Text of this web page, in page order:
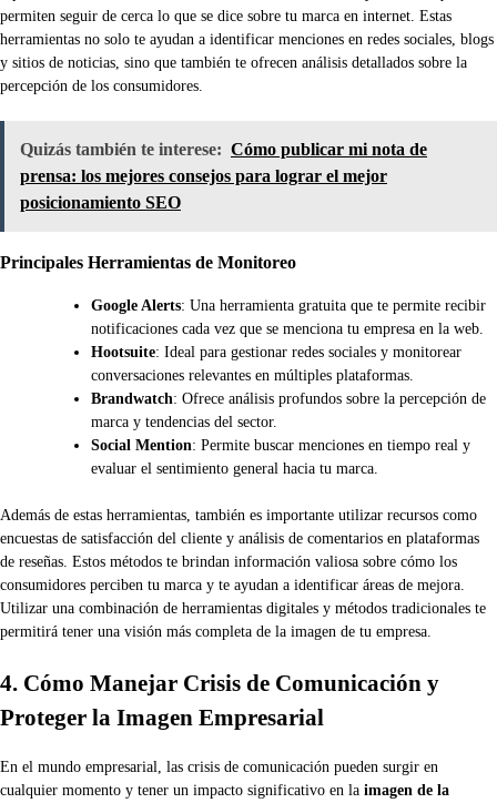
permiten seguir de cerca lo que se dice sobre tu marca en internet. Estas
herramientas no solo te ayudan a identificar menciones en redes sociales, blogs
y sitios de noticias, sino que también te ofrecen análisis detallados sobre la
percepción de los consumidores.
Quizás también te interese: Cómo publicar mi nota de
prensa: los mejores consejos para lograr el mejor
posicionamiento SEO
Principales Herramientas de Monitoreo
Google Alerts: Una herramienta gratuita que te permite recibir
notificaciones cada vez que se menciona tu empresa en la web.
Hootsuite: Ideal para gestionar redes sociales y monitorear
conversaciones relevantes en múltiples plataformas.
Brandwatch: Ofrece análisis profundos sobre la percepción de
marca y tendencias del sector.
Social Mention: Permite buscar menciones en tiempo real y
evaluar el sentimiento general hacia tu marca.
Además de estas herramientas, también es importante utilizar recursos como
encuestas de satisfacción del cliente y análisis de comentarios en plataformas
de reseñas. Estos métodos te brindan información valiosa sobre cómo los
consumidores perciben tu marca y te ayudan a identificar áreas de mejora.
Utilizar una combinación de herramientas digitales y métodos tradicionales te
permitirá tener una visión más completa de la imagen de tu empresa.
4. Cómo Manejar Crisis de Comunicación y
Proteger la Imagen Empresarial
En el mundo empresarial, las crisis de comunicación pueden surgir en
cualquier momento y tener un impacto significativo en la imagen de la